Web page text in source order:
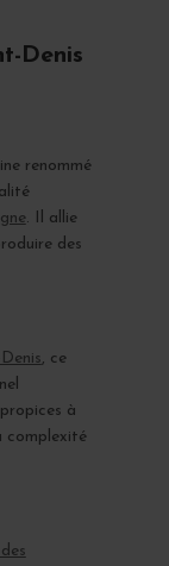
Denis
renommé
. Il allie
des
, ce
à
complexité